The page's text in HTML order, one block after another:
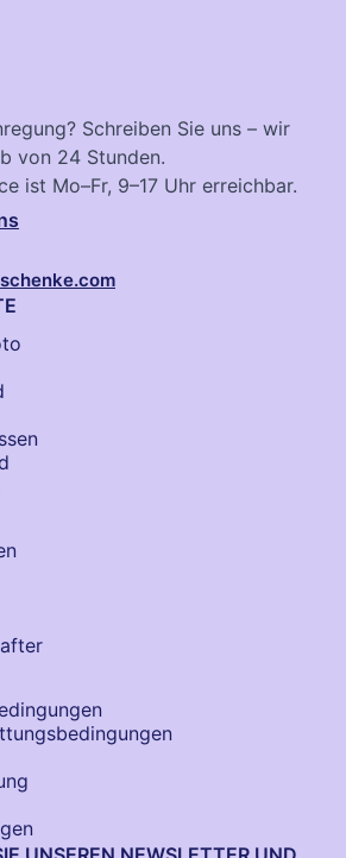
Schreiben Sie uns – wir
von 24 Stunden.
ist Mo–Fr, 9–17 Uhr erreichbar.